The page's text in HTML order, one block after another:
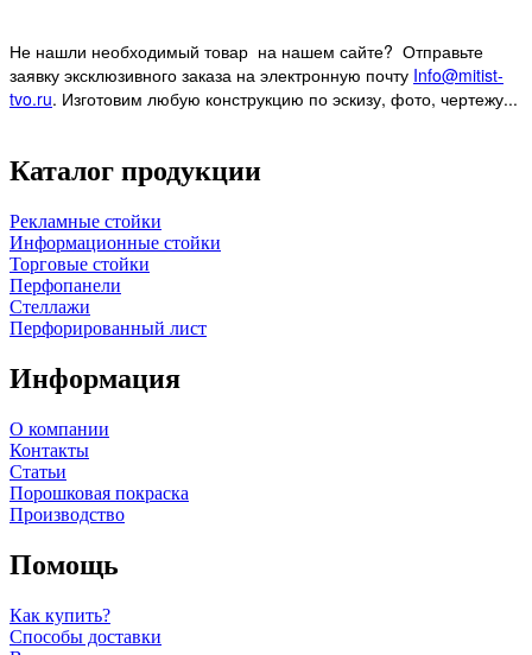
Не нашли необходимый товар на нашем сайте? Отправьте
заявку эксклюзивного заказа на электронную почту Info@mitist-
tvo.ru. Изготовим любую конструкцию по эскизу, фото, чертежу...
Каталог продукции
Рекламные стойки
Информационные стойки
Торговые стойки
Перфопанели
Стеллажи
Перфорированный лист
Информация
О компании
Контакты
Статьи
Порошковая покраска
Производство
Помощь
Как купить?
Способы доставки